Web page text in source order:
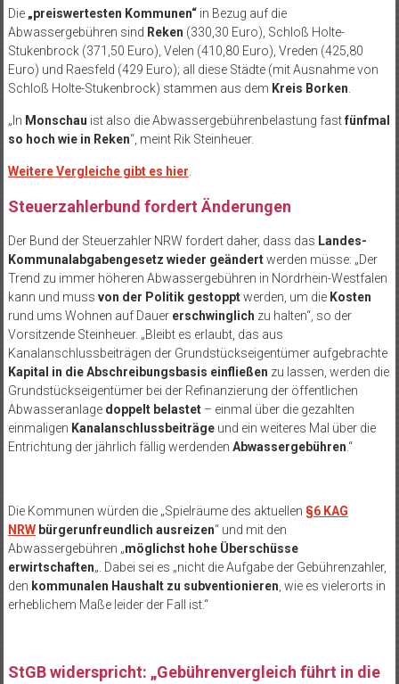
Die „preiswertesten Kommunen“in Bezug auf die
Abwassergebühren sind Reken (330,30 Euro), Schloß Holte-
Stukenbrock (371,50 Euro), Velen (410,80 Euro), Vreden (425,80
Euro) und Raesfeld (429 Euro); all diese Städte (mit Ausnahme von
Schloß Holte-Stukenbrock) stammen aus dem Kreis Borken.
„In Monschau ist also die Abwassergebührenbelastung fastfünfmal
so hoch wie in Reken“, meint Rik Steinheuer.
Weitere Vergleiche gibt es hier.
Steuerzahlerbund fordert Änderungen
Der Bund der Steuerzahler NRW fordert daher, dass das Landes-
Kommunalabgabengesetz wieder geändertwerden müsse: „Der
Trend zu immer höheren Abwassergebühren in Nordrhein-Westfalen
kann und muss von der Politik gestopptwerden, um die Kosten
rund ums Wohnen auf Dauer erschwinglich zu halten“, so der
Vorsitzende Steinheuer. „Bleibt es erlaubt, das aus
Kanalanschlussbeiträgen der Grundstückseigentümer aufgebrachte
Kapital in die Abschreibungsbasis einfließen zu lassen, werden die
Grundstückseigentümer bei der Refinanzierung der öffentlichen
Abwasseranlage doppelt belastet – einmal über die gezahlten
einmaligen Kanalanschlussbeiträgeund ein weiteres Mal über die
Entrichtung der jährlich fällig werdenden Abwassergebühren.“
Die Kommunen würden die „Spielräume des aktuellen §6 KAG
NRWbürgerunfreundlich ausreizen“ und mit den
Abwassergebühren „möglichst hohe Überschüsse
erwirtschaften„. Dabei sei es „nicht die Aufgabe der Gebührenzahler,
den kommunalen Haushalt zu subventionieren, wie es vielerorts in
erheblichem Maße leider der Fall ist.“
StGB widerspricht: „Gebührenvergleich führt in die